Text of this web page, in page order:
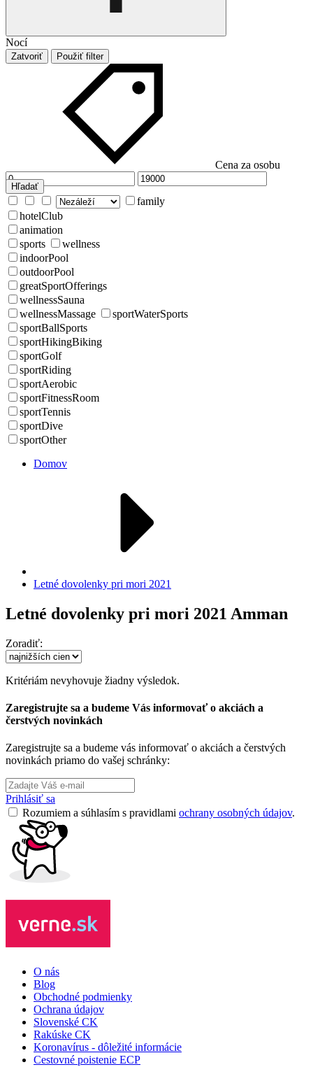
Nocí
Zatvoriť Použiť filter
Cena za osobu
Hľadať
family
hotelClub
animation
sports
wellness
indoorPool
outdoorPool
greatSportOfferings
wellnessSauna
wellnessMassage
sportWaterSports
sportBallSports
sportHikingBiking
sportGolf
sportRiding
sportAerobic
sportFitnessRoom
sportTennis
sportDive
sportOther
Domov
Letné dovolenky pri mori 2021
Letné dovolenky pri mori 2021 Amman
Zoradiť:
Kritériám nevyhovuje žiadny výsledok.
Zaregistrujte sa a budeme Vás informovať o akciách a
čerstvých novinkách
Zaregistrujte sa a budeme vás informovať o akciách a čerstvých
novinkách priamo do vašej schránky:
Prihlásiť sa
Rozumiem a súhlasím s pravidlami ochrany osobných údajov.
O nás
Blog
Obchodné podmienky
Ochrana údajov
Slovenské CK
Rakúske CK
Koronavírus - dôležité informácie
Cestovné poistenie ECP